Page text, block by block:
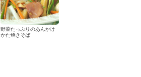
野菜たっぷりのあんかけ
かた焼きそば